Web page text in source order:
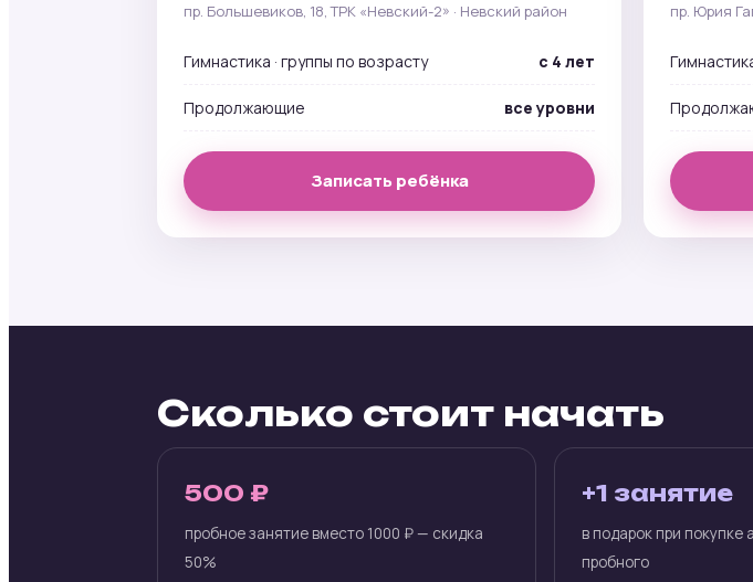
пр. Большевиков, 18, ТРК «Невский-2» · Невский район
Гимнастика · группы по возрасту с 4 лет
Продолжающие все уровни
Записать ребёнка
пр. Юрия
Сколько стоит начать
500 ₽
пробное занятие вместо 1000 ₽ — скидка
50%
+1 занятие
в подарок при
пробного